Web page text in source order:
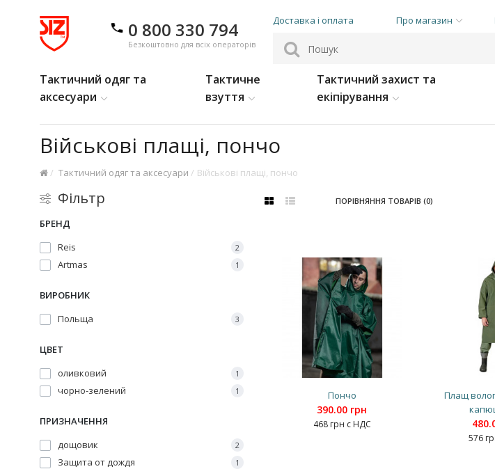
0 800 330 794
Безкоштовно для всіх операторів
Доставка і оплата Про магазин
Тактичний одяг та
аксесуари
Тактичне
взуття
Тактичний захист та
екіпірування
Військові плащі, пончо
Тактичний одяг та аксесуари Військові плащі, пончо
Фільтр
БРЕНД
Reis
2
Artmas 1
ВИРОБНИК
Польща
3
ЦВЕТ
оливковий
1
чорно-зелений 1
ПРИЗНАЧЕННЯ
дощовик
2
Защита от дождя 1
ПОРІВНЯННЯ ТОВАРІВ (0)
Пончо
390.00 грн
468 грн с НДС
Плащ
576